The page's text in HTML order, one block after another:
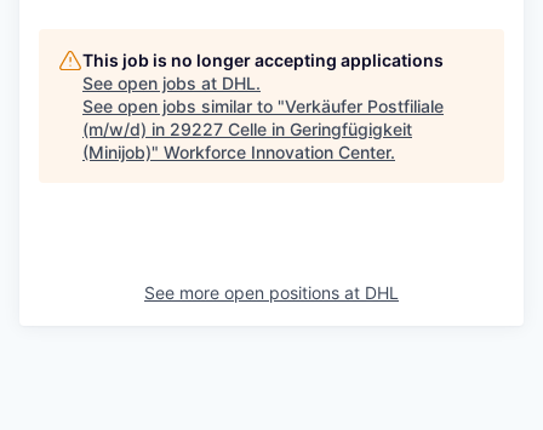
This job is no longer accepting applications
See open jobs at DHL.
See open jobs similar to "Verkäufer Postfiliale
(m/w/d) in 29227 Celle in Geringfügigkeit
(Minijob)" Workforce Innovation Center.
See more open positions at DHL